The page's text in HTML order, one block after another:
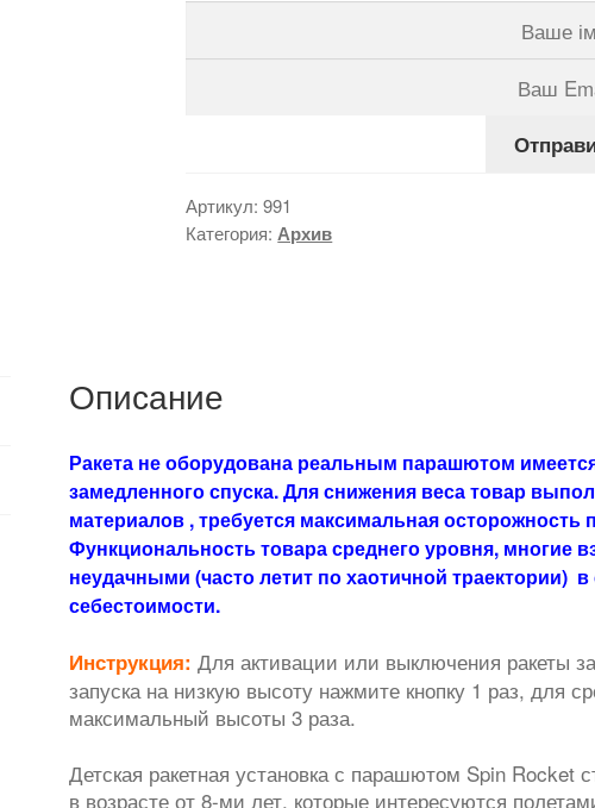
Артикул:991
Категория: Архив
Описание
Ракета не оборудована реальным парашютом
замедленного спуска. Для снижения веса товар
материалов , требуется максимальная осторожность
Функциональность товара среднего уровня, многие
неудачными (часто летит по хаотичной траектории)
себестоимости.
Инструкция: Для активации или выключения ракеты
запуска на низкую высоту нажмите кнопку 1 раз, для
максимальный высоты 3 раза.
Детская ракетная установка с парашютом Spin Rocket
в возрасте от 8-ми лет, которые интересуются